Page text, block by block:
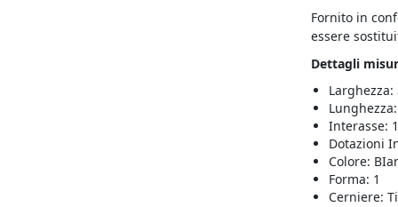
Fornito in
essere
Dettagli
Larghezza:
Interasse:
Dotazioni
Colore:
Forma: 1
Cerniere: